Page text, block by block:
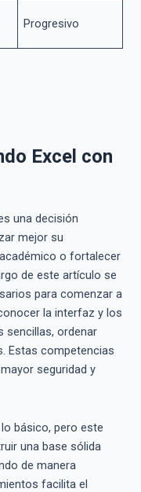
Progresivo
Excel con
una decisión
mejor su
o fortalecer
de este artículo se
para comenzar a
la interfaz y los
sencillas, ordenar
Estas competencias
seguridad y
básico, pero este
una base sólida
de manera
facilita el